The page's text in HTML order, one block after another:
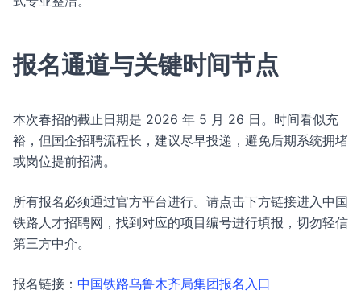
报名通道与关键时间节点
本次春招的截止日期是 2026 年 5 月 26 日。时间看似充
裕，但国企招聘流程长，建议尽早投递，避免后期系统拥堵
或岗位提前招满。
所有报名必须通过官方平台进行。请点击下方链接进入中国
铁路人才招聘网，找到对应的项目编号进行填报，切勿轻信
第三方中介。
报名链接： 中国铁路乌鲁木齐局集团报名入口